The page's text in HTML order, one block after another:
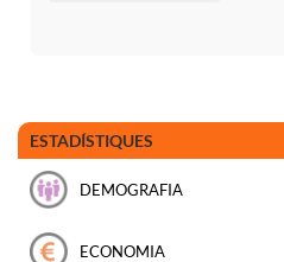
ESTADÍSTIQUES
DEMOGRAFIA
ECONOMIA